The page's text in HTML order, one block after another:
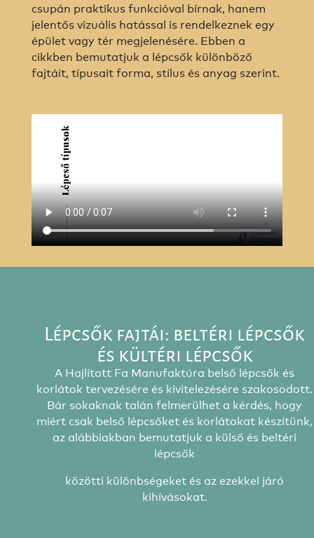
csupán praktikus funkcióval bírnak, hanem
jelentős vizuális hatással is rendelkeznek egy
épület vagy tér megjelenésére. Ebben a
cikkben bemutatjuk a lépcsők különböző
fajtáit, típusait forma, stílus és anyag szerint.
Lépcsők fajtái: beltéri lépcsők
és kültéri lépcsők
A Hajlított Fa Manufaktúra belső lépcsők és
korlátok tervezésére és kivitelezésére szakosodott.
Bár sokaknak talán felmerülhet a kérdés, hogy
miért csak belső lépcsőket és korlátokat készítünk,
az alábbiakban bemutatjuk a külső és beltéri
lépcsők
közötti különbségeket és az ezekkel járó
kihívásokat.